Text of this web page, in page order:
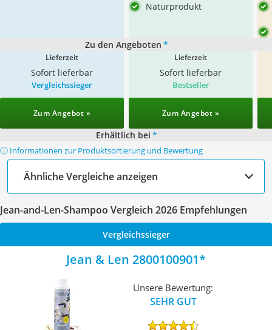
Naturprodukt
Zu den Angeboten *
Lieferzeit
Sofort lieferbar
Lieferzeit
Sofort lieferbar
Vergleichssieger
Zum Angebot »
Bestseller
Zum Angebot »
Erhältlich bei *
ⓘ Informationen zur Produktsortierung und Bewertung
Ähnliche Vergleiche anzeigen
Jean-and-Len-Shampoo Vergleich 2026 Empfehlungen
Vergleichssieger
Jean & Len 2800100901
Unsere Bewertung:
SEHR GUT